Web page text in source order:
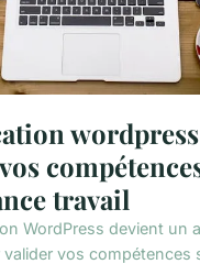
travail
WordPress devient un
valider vos compétences